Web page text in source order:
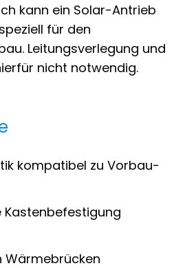
kann ein Solar-Antrieb
für den
Leitungsverlegung und
nicht notwendig.
kompatibel zu Vorbau-
Kastenbefestigung
Wärmebrücken